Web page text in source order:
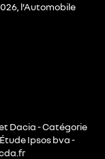
l’Automobile
Dacia - Catégorie
Ipsos bva -